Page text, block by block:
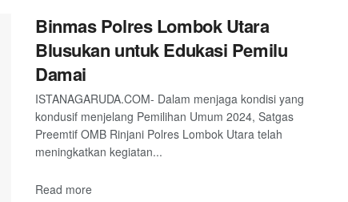
Binmas Polres Lombok Utara
Blusukan untuk Edukasi Pemilu
Damai
ISTANAGARUDA.COM- Dalam menjaga kondisi yang
kondusif menjelang Pemilihan Umum 2024, Satgas
Preemtif OMB Rinjani Polres Lombok Utara telah
meningkatkan kegiatan...
Read more